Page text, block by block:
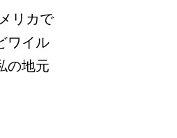
リカで
ワイル
の地元